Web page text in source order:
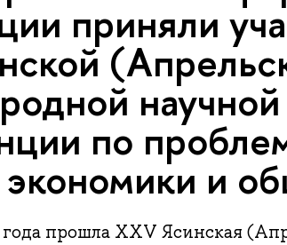
приняли
научной
по
экономики и
прошла XXV Ясинская